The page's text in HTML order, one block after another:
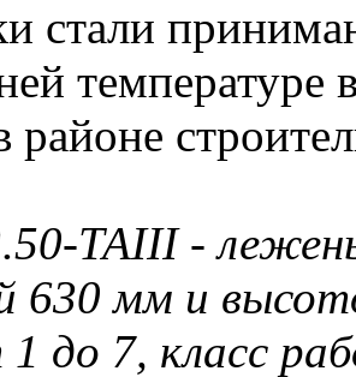
температуре
районе
ТАIII-
630 мм и
до 7, класс